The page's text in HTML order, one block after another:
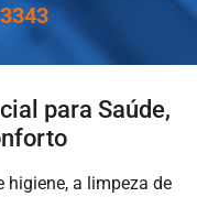
para Saúde,
higiene, a limpeza de